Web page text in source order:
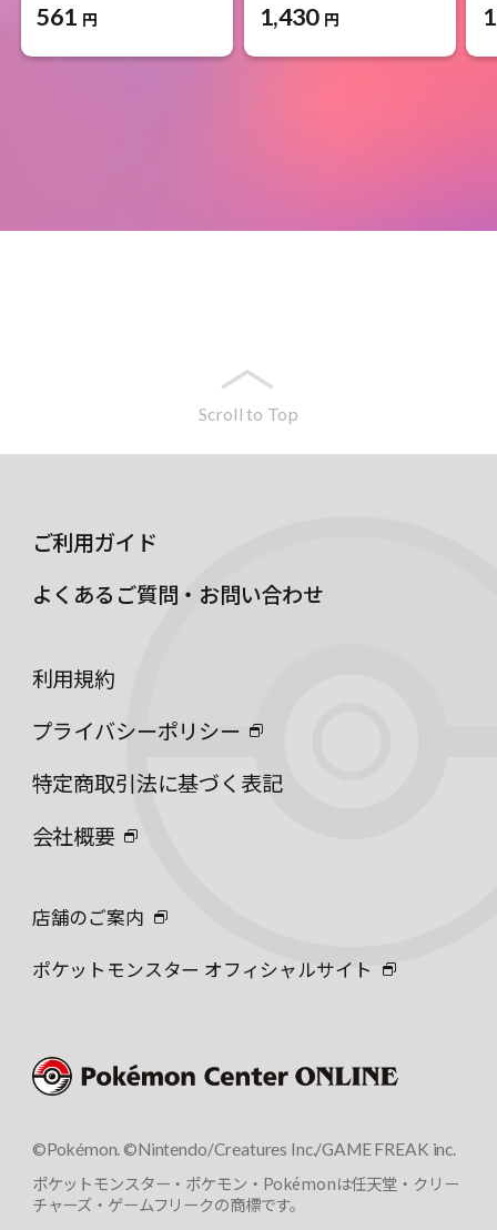
561 円 1,430 円
Scroll to Top
ご利用ガイド
よくあるご質問・お問い合わせ
利用規約
プライバシーポリシー
特定商取引法に基づく表記
会社概要
店舗のご案内
ポケットモンスター オフィシャルサイト
©Pokémon. ©Nintendo/Creatures Inc./GAME FREAK inc.
ポケットモンスター・ポケモン・Pokémonは任天堂・クリー
チャーズ・ゲームフリークの商標です。